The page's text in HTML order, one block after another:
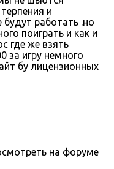
и
работать .но
поиграть и как и
где же взять
за игру немного
бу лицензионных
на форуме